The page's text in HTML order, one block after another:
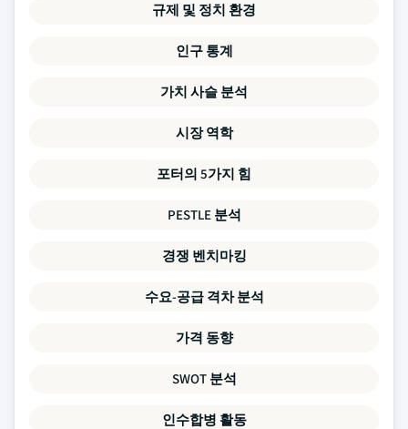
규제 및 정치 환경
인구 통계
가치 사슬 분석
시장 역학
포터의 5가지 힘
PESTLE 분석
경쟁 벤치마킹
수요-공급 격차 분석
가격 동향
SWOT 분석
인수합병 활동